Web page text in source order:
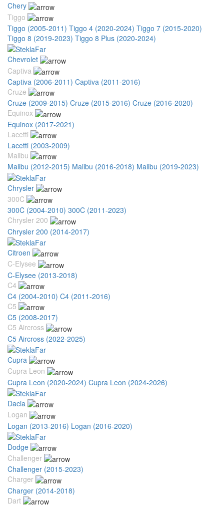
Chery
Tiggo
Tiggo (2005-2011) Tiggo 4 (2020-2024) Tiggo 7 (2015-2020)
Tiggo 8 (2019-2023) Tiggo 8 Plus (2020-2024)
Chevrolet
Captiva
Captiva (2006-2011) Captiva (2011-2016)
Cruze
Cruze (2009-2015) Cruze (2015-2016) Cruze (2016-2020)
Equinox
Equinox (2017-2021)
Lacetti
Lacetti (2003-2009)
Malibu
Malibu (2012-2015) Malibu (2016-2018) Malibu (2019-2023)
Chrysler
300C
300C (2004-2010) 300C (2011-2023)
Chrysler 200
Chrysler 200 (2014-2017)
Citroen
C-Elysee
C-Elysee (2013-2018)
C4
C4 (2004-2010) C4 (2011-2016)
C5
C5 (2008-2017)
C5 Aircross
C5 Aircross (2022-2025)
Cupra
Cupra Leon
Cupra Leon (2020-2024) Cupra Leon (2024-2026)
Dacia
Logan
Logan (2013-2016) Logan (2016-2020)
Dodge
Challenger
Challenger (2015-2023)
Charger
Charger (2014-2018)
Dart